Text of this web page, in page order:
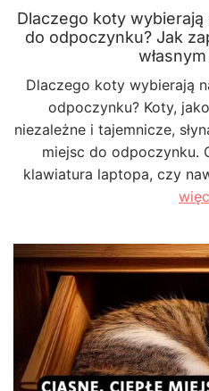
Dlaczego koty
do odpoczynku? Jak
Dlaczego koty wybierają
odpoczynku? Koty,
niezależne i tajemnicze,
miejsc do odpoczynku.
klawiatura laptopa, czy